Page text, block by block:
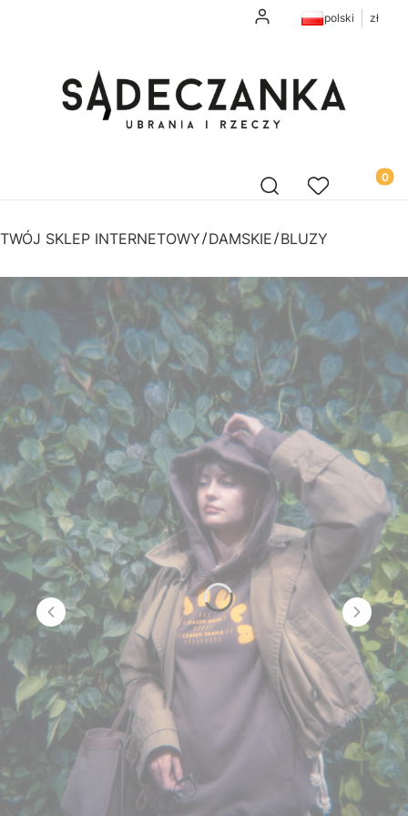
Zaloguj siępolski zł
Otwórz wyszukiwarkę
Szukaj Ulubione Koszyk
TWÓJ SKLEP INTERNETOWY DAMSKIE BLUZY